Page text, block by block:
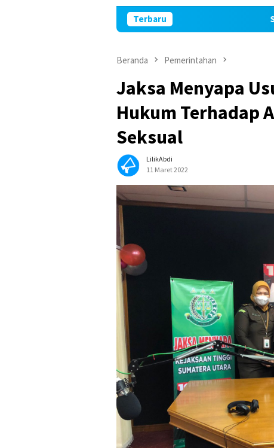
Terbaru Sambut HUT
Beranda Pemerintahan
Jaksa Menyapa
Hukum Terhadap
Seksual
LilikAbdi
11 Maret 2022